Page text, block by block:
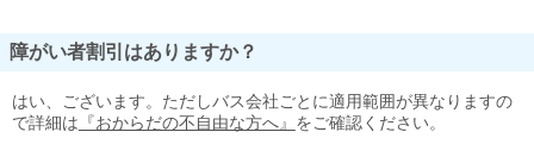
障がい者割引はありますか？
はい、ございます。ただしバス会社ごとに適用範囲が異なりますの
で詳細は 『おからだの不自由な方へ』 をご確認ください。